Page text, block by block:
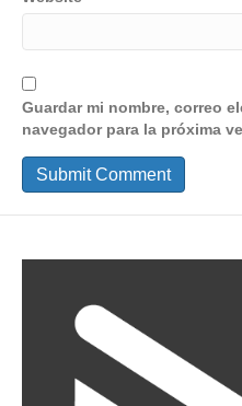
Guardar mi nombre, correo
navegador para la próxima